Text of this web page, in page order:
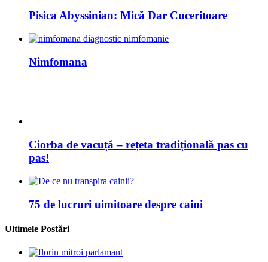
Pisica Abyssinian: Mică Dar Cuceritoare
Nimfomana
Ciorba de vacuță – rețeta tradițională pas cu
pas!
75 de lucruri uimitoare despre caini
Ultimele Postări